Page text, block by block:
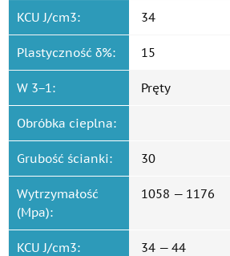
KCU J/cm3: 34
Plastyczność δ%: 15
W 3−1: Pręty
Obróbka cieplna:
Grubość ścianki: 30
Wytrzymałość
(Mpa):
1058 — 1176
KCU J/cm3: 34 — 44